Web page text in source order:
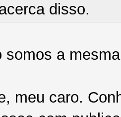
disso.
somos a
meu caro.